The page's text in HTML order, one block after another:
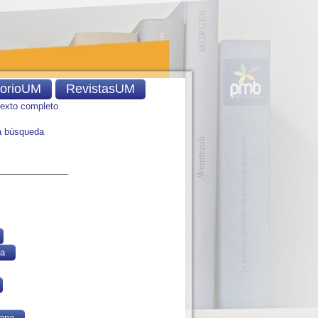
completo
búsqueda
RevistasUM